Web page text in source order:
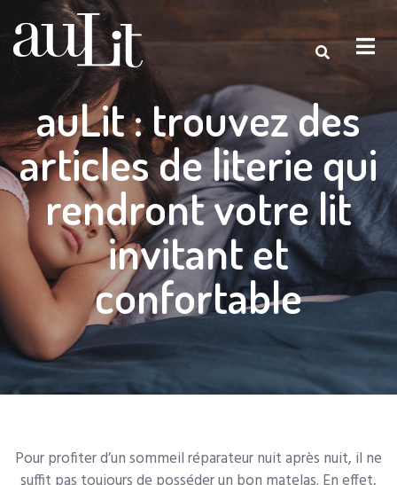
auLit : trouvez des
articles de literie qui
rendront votre lit
invitant et
confortable
Pour profiter d’un sommeil réparateur nuit après nuit, il ne